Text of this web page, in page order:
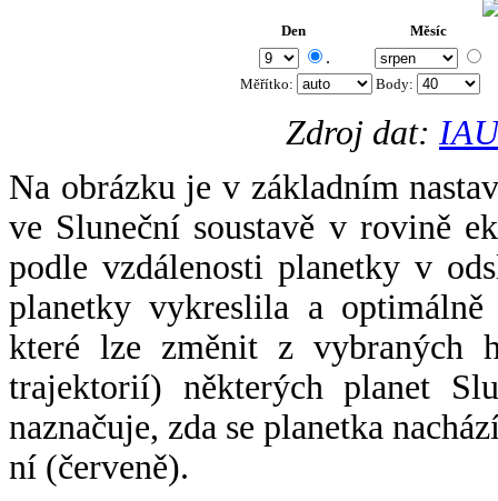
Den Měsíc
.
Měřítko: Body:
Zdroj dat:
Na obrázku je v základním
ve Sluneční soustavě v rovině
podle vzdálenosti planetky v
planetky vykreslila a
které lze změnit z vybraných
trajektorií) některých planet
naznačuje, zda se planetka
ní (červeně).